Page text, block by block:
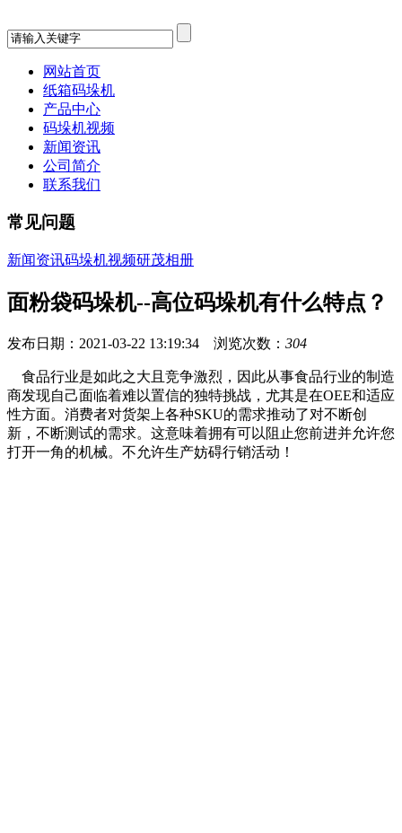
网站首页
纸箱码垛机
产品中心
码垛机视频
新闻资讯
公司简介
联系我们
常见问题
新闻资讯码垛机视频研茂相册
面粉袋码垛机--高位码垛机有什么特点？
发布日期：2021-03-22 13:19:34 浏览次数： 304
食品行业是如此之大且竞争激烈，因此从事食品行业的制造
商发现自己面临着难以置信的独特挑战，尤其是在OEE和适应
性方面。消费者对货架上各种SKU的需求推动了对不断创
新，不断测试的需求。这意味着拥有可以阻止您前进并允许您
打开一角的机械。不允许生产妨碍行销活动！